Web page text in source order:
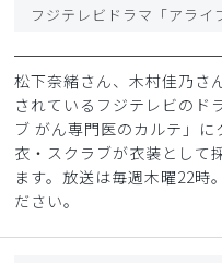
松下奈緒さん、木村佳乃さ
されているフジテレビのド
ブ がん専門医のカルテ」に
衣・スクラブが衣装として
ます。放送は毎週木曜22時
ださい。